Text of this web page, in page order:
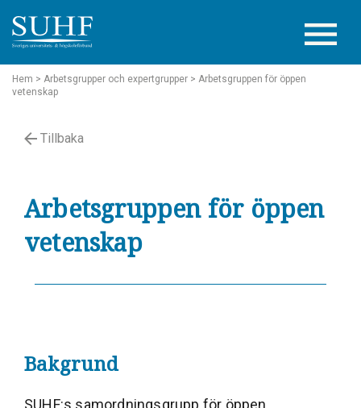
Hem > Arbetsgrupper och expertgrupper > Arbetsgruppen för öppen
vetenskap
Tillbaka
Arbetsgruppen för öppen
vetenskap
Bakgrund
SUHF:s samordningsgrupp för öppen